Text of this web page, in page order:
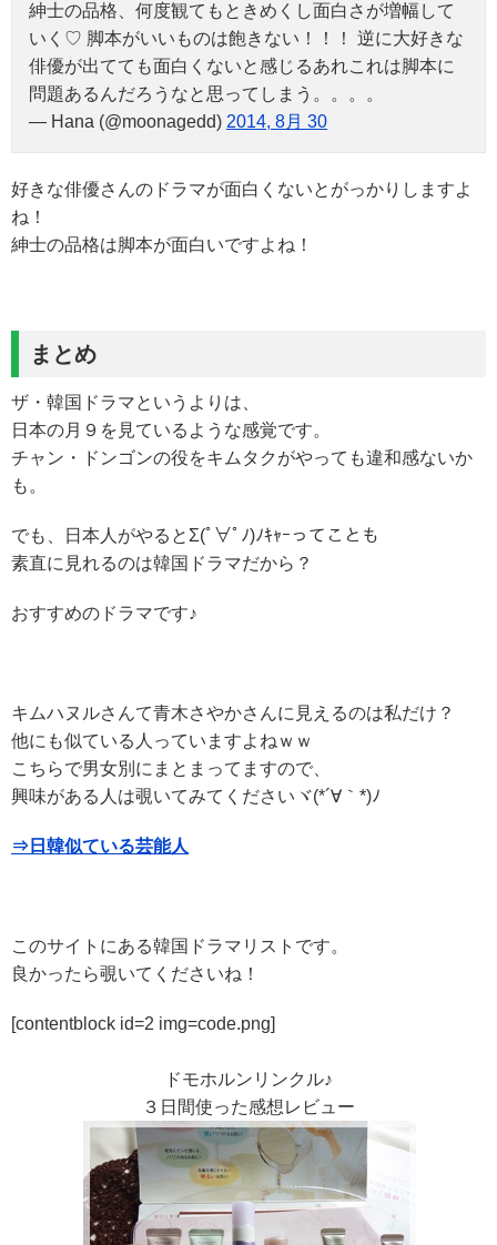
紳士の品格、何度観てもときめくし面白さが増幅して
いく♡ 脚本がいいものは飽きない！！！ 逆に大好きな
俳優が出てても面白くないと感じるあれこれは脚本に
問題あるんだろうなと思ってしまう。。。。
— Hana (@moonagedd) 2014, 8月 30
好きな俳優さんのドラマが面白くないとがっかりしますよ
ね！
紳士の品格は脚本が面白いですよね！
まとめ
ザ・韓国ドラマというよりは、
日本の月９を見ているような感覚です。
チャン・ドンゴンの役をキムタクがやっても違和感ないか
も。
でも、日本人がやるとΣ(ﾟ∀ﾟﾉ)ﾉｷｬｰってことも
素直に見れるのは韓国ドラマだから？
おすすめのドラマです♪
キムハヌルさんて青木さやかさんに見えるのは私だけ？
他にも似ている人っていますよねｗｗ
こちらで男女別にまとまってますので、
興味がある人は覗いてみてくださいヾ(*´∀｀*)ﾉ
⇒日韓似ている芸能人
このサイトにある韓国ドラマリストです。
良かったら覗いてくださいね！
[contentblock id=2 img=code.png]
ドモホルンリンクル♪
３日間使った感想レビュー